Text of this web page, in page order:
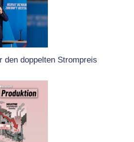
den doppelten Strompreis